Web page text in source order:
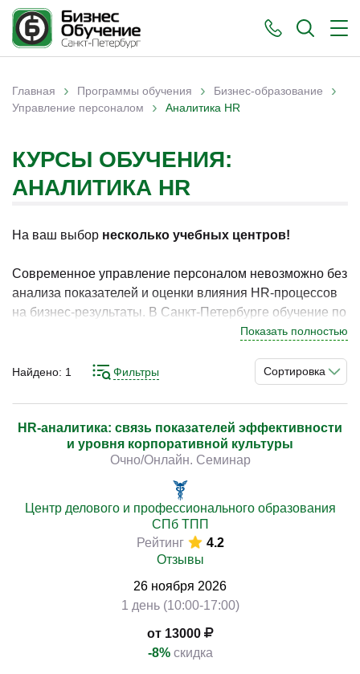
Вы здесь
Главная › Программы обучения › Бизнес-образование ›
Управление персоналом › Аналитика HR
КУРСЫ ОБУЧЕНИЯ:
АНАЛИТИКА HR
На ваш выбор несколько учебных центров!
Современное управление персоналом невозможно без
анализа показателей и оценки влияния HR-процессов
на бизнес-результаты. В Санкт-Петербурге обучение по
HR-аналитике актуально для специалистов, которые
подбора, удержания и развития сотрудников.
Системный подход к работе с данными помогает
принимать обоснованные решения и повышать
прозрачность кадровой политики.
В рамках подготовки рассматриваются методы расчета
ключевых HR-метрик, анализ текучести, вовлеченности
и производительности персонала. Практическая часть
направлена на внедрение инструментов аналитики в
повседневную деятельность компании и
формирование культуры работы с данными.
Показать полностью
Сортировка
Найдено: 1 Фильтры
HR-аналитика: связь показателей эффективности
и уровня корпоративной культуры
Очно/Онлайн. Семинар
Центр делового и профессионального образования
СПб ТПП
Рейтинг
4.2
Отзывы
26 ноября 2026
1 день (10:00-17:00)
от 13000
-8% скидка